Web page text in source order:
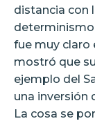
distancia con
determinismo
fue muy claro
mostró que
ejemplo del
una inversión
La cosa se